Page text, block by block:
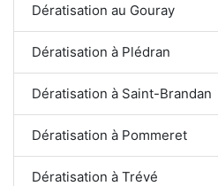
Dératisation au Gouray
Dératisation à Plédran
Dératisation à Saint-Brandan
Dératisation à Pommeret
Dératisation à Trévé